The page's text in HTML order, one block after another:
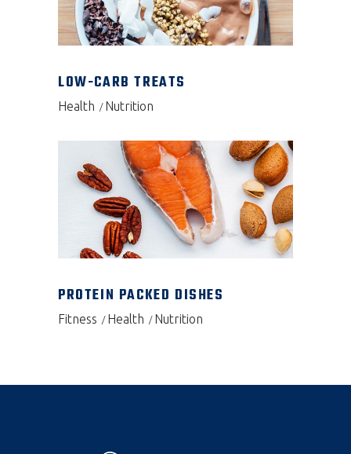
LOW-CARB TREATS
Health Nutrition
PROTEIN PACKED DISHES
Fitness Health Nutrition